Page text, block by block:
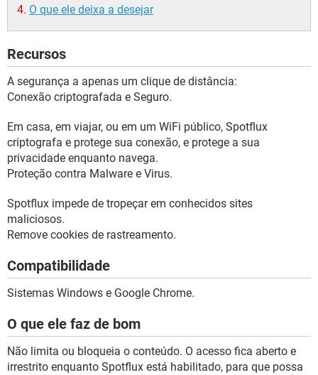
O que ele deixa a desejar
Recursos
A segurança a apenas um clique de distância:
Conexão criptografada e Seguro.
Em casa, em viajar, ou em um WiFi público, Spotflux
criptografa e protege sua conexão, e protege a sua
privacidade enquanto navega.
Proteção contra Malware e Virus.
Spotflux impede de tropeçar em conhecidos sites
maliciosos.
Remove cookies de rastreamento.
Compatibilidade
Sistemas Windows e Google Chrome.
O que ele faz de bom
Não limita ou bloqueia o conteúdo. O acesso fica aberto e
irrestrito enquanto Spotflux está habilitado, para que possa